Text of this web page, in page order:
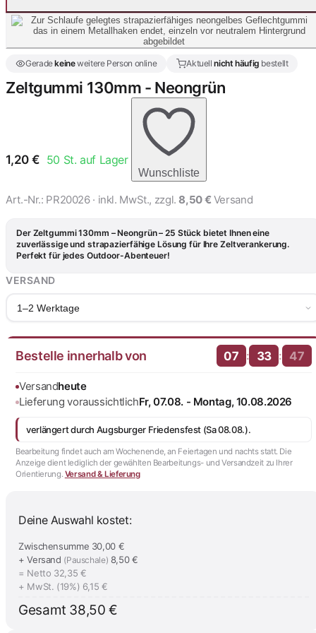
Geradekeineweitere Person online Aktuellnicht häufig bestellt
Zeltgummi 130mm - Neongrün
1,20 € 50 St. auf Lager
Wunschliste
Art.-Nr.: PR20026· inkl. MwSt., zzgl. 8,50 € Versand
Der Zeltgummi 130mm – Neongrün – 25 Stück bietet Ihnen eine
zuverlässige und strapazierfähige Lösung für Ihre Zeltverankerung.
Perfekt für jedes Outdoor-Abenteuer!
VERSAND
1–2 Werktage
Bestelle innerhalb von 07 : 33 : 46
Versandheute
Lieferung voraussichtlichFr, 07.08. - Montag, 10.08.2026
verlängert durch Augsburger Friedensfest (Sa 08.08.).
Bearbeitung findet auch am Wochenende, an Feiertagen und nachts statt. Die
Anzeige dient lediglich der gewählten Bearbeitungs- und Versandzeit zu Ihrer
Orientierung. Versand & Lieferung
Deine Auswahl kostet:
Zwischensumme 30,00 €
+ Versand (Pauschale) 8,50 €
= Netto 32,35 €
+ MwSt. (19%) 6,15 €
Gesamt 38,50 €